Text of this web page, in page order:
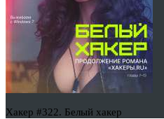
Хакер #322. Белый хакер